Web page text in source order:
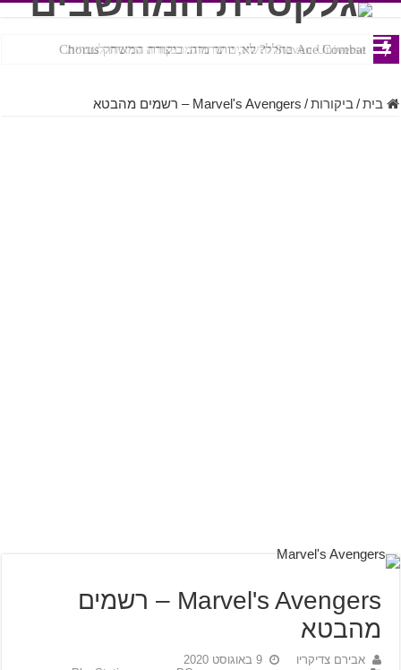
Ace Combat בחלל? לא, יותר מזה. ביקורת המשחק Chorus
Steven Universe והשירים שתורגמו בצורה נוראית לעברית
בית / ביקורות / Marvel's Avengers – רשמים מהבטא
Marvel's Avengers – רשמים
מהבטא
אבירם צדיקריו
9 באוגוסט 2020